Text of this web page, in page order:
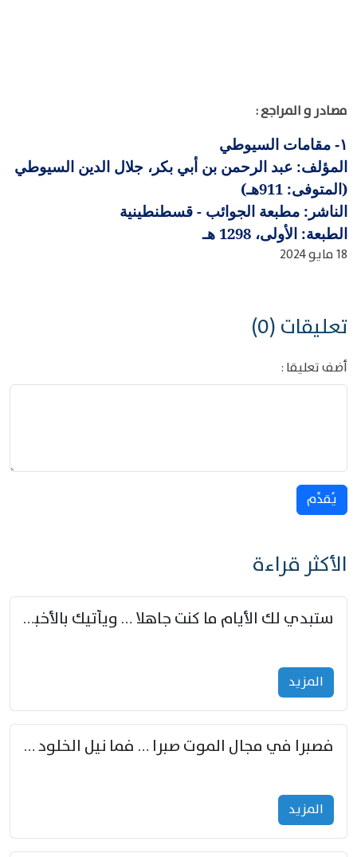
مصادر و المراجع :
١-
مقامات السيوطي
المؤلف: عبد الرحمن بن أبي بكر، جلال الدين السيوطي
(المتوفى: 911هـ)
الناشر: مطبعة الجوائب - قسطنطينية
الطبعة: الأولى، 1298 هـ
18 مايو 2024
تعليقات (0)
أضف تعليقا :
يُقدِّم
الأكثر قراءة
ستبدي لك الأيام ما كنت جاهلا … ويأتيك بالأخبار من لم تزوّد
المزید
فصبرا في مجال الموت صبرا … فما نيل الخلود بمستطاع
المزید